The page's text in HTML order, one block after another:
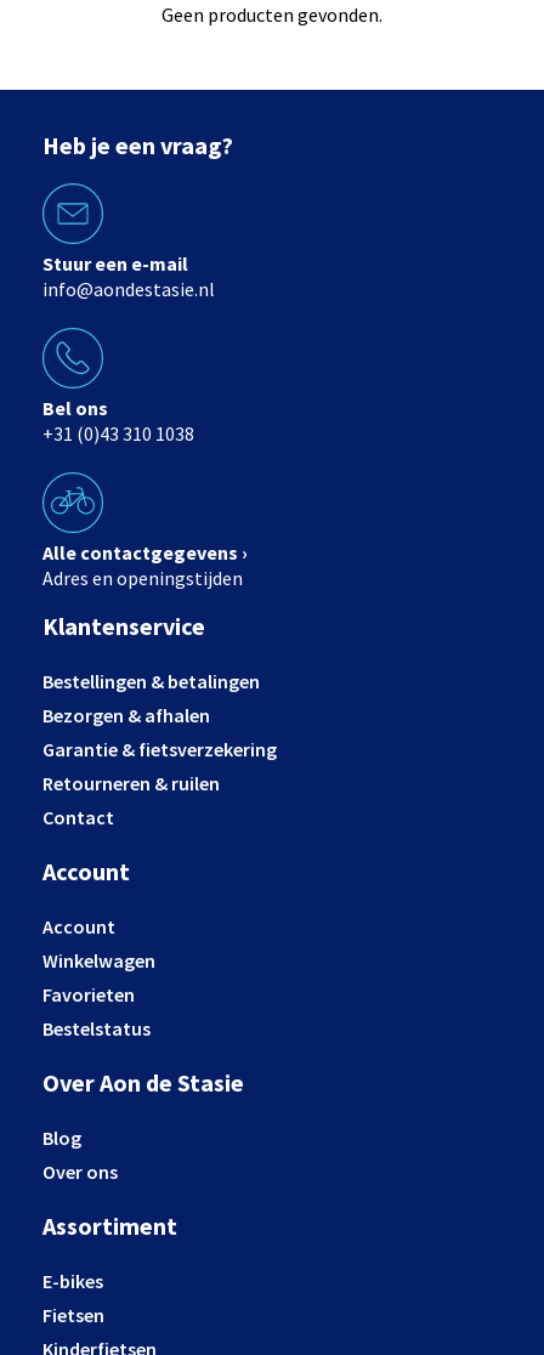
Geen producten gevonden.
Heb je een vraag?
Stuur een e-mail
info@aondestasie.nl
Bel ons
+31 (0)43 310 1038
Alle contactgegevens ›
Adres en openingstijden
Klantenservice
Bestellingen & betalingen
Bezorgen & afhalen
Garantie & fietsverzekering
Retourneren & ruilen
Contact
Account
Account
Winkelwagen
Favorieten
Bestelstatus
Over Aon de Stasie
Blog
Over ons
Assortiment
E-bikes
Fietsen
Kinderfietsen